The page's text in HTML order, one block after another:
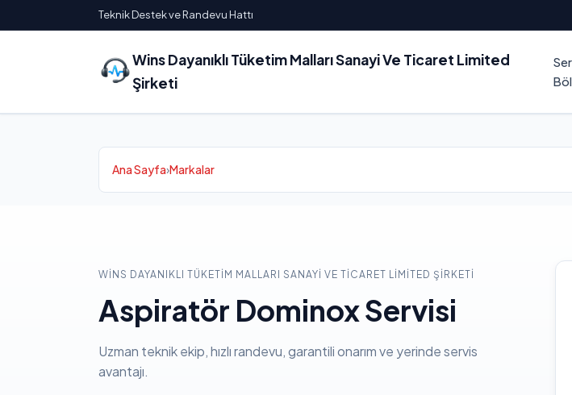
Teknik Destek ve Randevu Hattı
Wins Dayanıklı Tüketim Malları Sanayi Ve Ticaret Limited
Şirketi
Ana Sayfa›Markalar
WINS DAYANIKLI TÜKETIM MALLARI SANAYI VE TICARET LIMITED ŞIRKETI
Aspiratör Dominox Servisi
Uzman teknik ekip, hızlı randevu, garantili onarım ve yerinde servis
avantajı.